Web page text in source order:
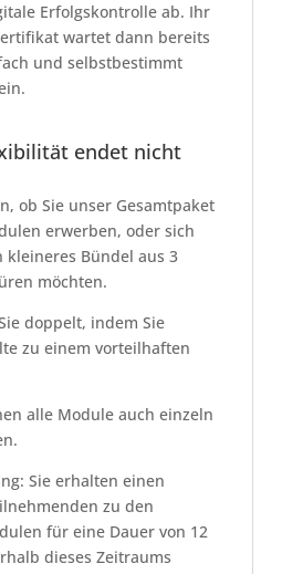
Erfolgskontrolle ab. Ihr
wartet dann bereits
und selbstbestimmt
endet nicht
ob Sie unser Gesamtpaket
erwerben, oder sich
kleineres Bündel aus 3
möchten.
doppelt, indem Sie
zu einem vorteilhaften
alle Module auch einzeln
Sie erhalten einen
zu den
für eine Dauer von 12
dieses Zeitraums